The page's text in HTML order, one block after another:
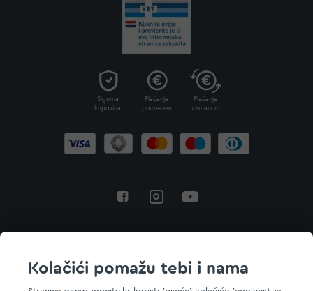
Kolačići pomažu tebi i nama
Sigurna
kupovina
Plaćanje
pouzećem
Plaćanje
virmanom